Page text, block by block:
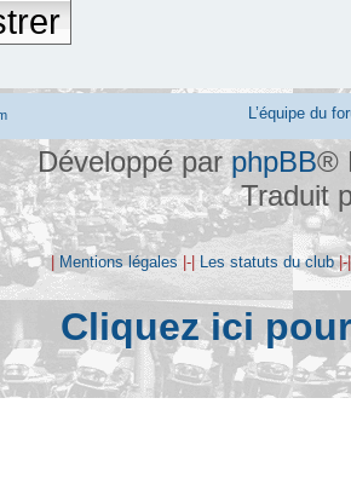
L’équipe du
Développé parphpBB®
Traduit
| Mentions légales |-| Les statuts du club
Cliquez ici